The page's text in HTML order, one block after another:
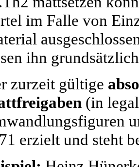
im Falle von
ihn
zurzeit gültige
(in
erzielt und steht